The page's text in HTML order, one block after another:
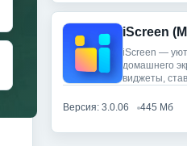
iScreen —
домашнего
виджеты,
Версия: 3.0.06 445 Мб